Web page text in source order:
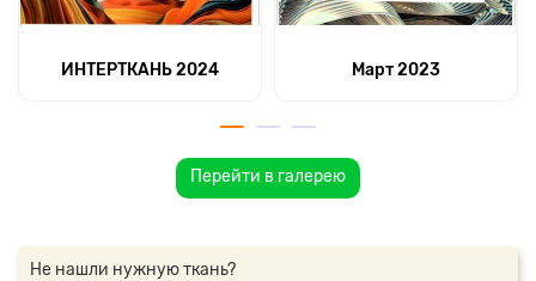
ИНТЕРТКАНЬ 2024 Март 2023
Перейти в галерею
Не нашли нужную ткань?